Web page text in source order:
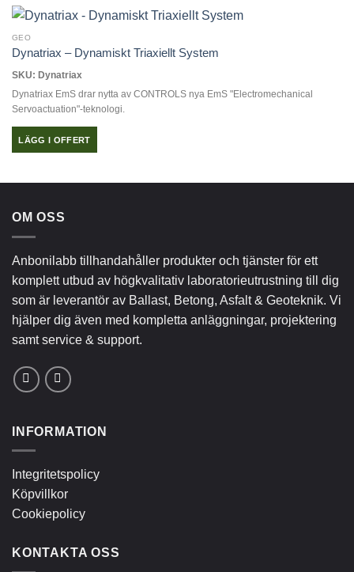
GEO
Dynatriax – Dynamiskt Triaxiellt System
SKU: Dynatriax
Dynatriax EmS drar nytta av CONTROLS nya EmS "Electromechanical
Servoactuation"-teknologi.
LÄGG I OFFERT
OM OSS
Anbonilabb tillhandahåller produkter och tjänster för ett
komplett utbud av högkvalitativ laboratorieutrustning till dig
som är leverantör av Ballast, Betong, Asfalt & Geoteknik. Vi
hjälper dig även med kompletta anläggningar, projektering
samt service & support.
INFORMATION
Integritetspolicy
Köpvillkor
Cookiepolicy
KONTAKTA OSS